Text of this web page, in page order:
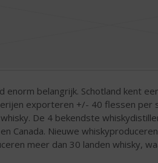
enorm belangrijk. Schotland kent
exporteren +/- 40 flessen per
De 4 bekendste
Canada. Nieuwe
meer dan 30 landen whisky,